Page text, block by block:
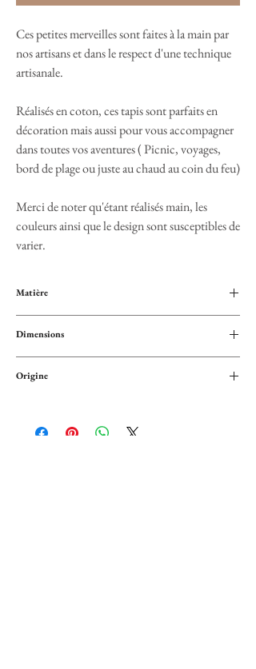
Ces petites merveilles sont faites à la main par
nos artisans et dans le respect d'une technique
artisanale.
Réalisés en coton, ces tapis sont parfaits en
décoration mais aussi pour vous accompagner
dans toutes vos aventures ( Picnic, voyages,
bord de plage ou juste au chaud au coin du feu)
Merci de noter qu'étant réalisés main, les
couleurs ainsi que le design sont susceptibles de
varier.
Matière
Dimensions
Longueur : 200 cm
Origine